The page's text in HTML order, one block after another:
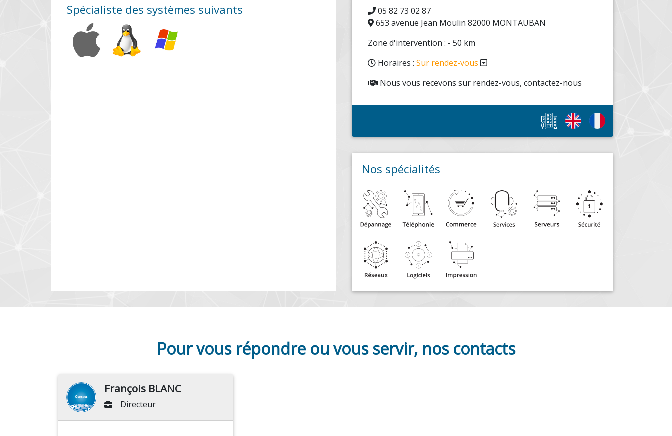
Spécialiste des systèmes suivants
05 82 73 02 87
653 avenue Jean Moulin 82000 MONTAUBAN
Zone d'intervention : - 50 km
Horaires : Sur rendez-vous
Nous vous recevons sur rendez-vous, contactez-nous
Nos spécialités
Pour vous répondre ou vous servir, nos contacts
François BLANC
Directeur